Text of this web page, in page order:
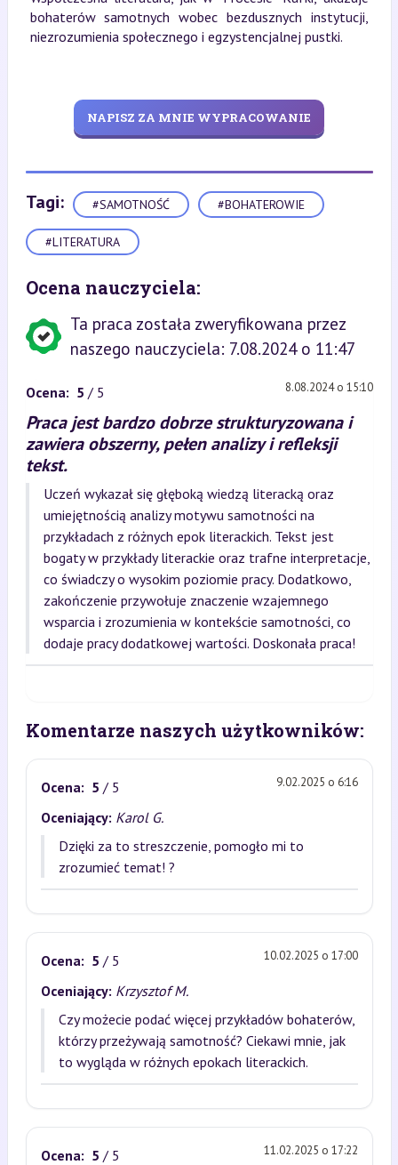
bohaterów samotnych wobec bezdusznych instytucji,
niezrozumienia społecznego i egzystencjalnej pustki.
NAPISZ ZA MNIE WYPRACOWANIE
Tagi: #SAMOTNOŚĆ #BOHATEROWIE
#LITERATURA
Ocena nauczyciela:
Ta praca została zweryfikowana przez
naszego nauczyciela: 7.08.2024 o 11:47
Ocena: 5 / 5 8.08.2024 o 15:10
Praca jest bardzo dobrze strukturyzowana i
zawiera obszerny, pełen analizy i refleksji
tekst.
Uczeń wykazał się głęboką wiedzą literacką oraz
umiejętnością analizy motywu samotności na
przykładach z różnych epok literackich. Tekst jest
bogaty w przykłady literackie oraz trafne interpretacje,
co świadczy o wysokim poziomie pracy. Dodatkowo,
zakończenie przywołuje znaczenie wzajemnego
wsparcia i zrozumienia w kontekście samotności, co
dodaje pracy dodatkowej wartości. Doskonała praca!
Komentarze naszych użytkowników:
Ocena: 5 / 5 9.02.2025 o 6:16
Oceniający: Karol G.
Dzięki za to streszczenie, pomogło mi to
zrozumieć temat! ?
Ocena: 5 / 5 10.02.2025 o 17:00
Oceniający: Krzysztof M.
Czy możecie podać więcej przykładów bohaterów,
którzy przeżywają samotność? Ciekawi mnie, jak
to wygląda w różnych epokach literackich.
Ocena: 5 / 5 11.02.2025 o 17:22